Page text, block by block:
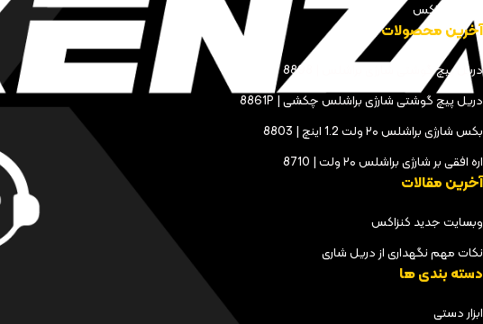
مجله کنزاکس
آخرین محصولات
دریل پیچ گوشتی شارژی براشلس | 8898
دریل پیچ گوشتی شارژی براشلس چکشی | 8861P
بکس شارژی براشلس ۲۰ ولت 1.2 اینچ | 8803
اره افقی بر شارژی براشلس ۲۰ ولت | 8710
آخرین مقالات
وبسایت جدید کنزاکس
نکات مهم نگهداری از دریل شاری
دسته بندی ها
ابزار دستی